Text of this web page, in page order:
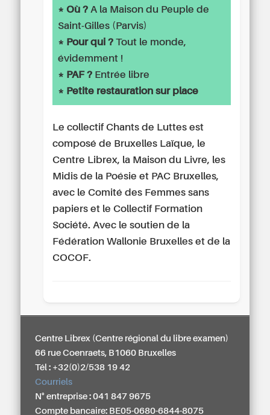
* Où ?A la Maison du Peuple de
Saint-Gilles (Parvis)
* Pour qui ?Tout le monde,
évidemment !
* PAF ? Entrée libre
* Petite restauration sur place
Le collectif Chants de Luttes est
composé de Bruxelles Laïque, le
Centre Librex, la Maison du Livre, les
Midis de la Poésie et PAC Bruxelles,
avec le Comité des Femmes sans
papiers et le Collectif Formation
Société. Avec le soutien de la
Fédération Wallonie Bruxelles et de la
COCOF.
Centre Librex (Centre régional du libre examen)
66 rue Coenraets, B1060 Bruxelles
Tél : +32(0)2/538 19 42
Courriels
N° entreprise : 041 847 9675
Compte bancaire: BE05-0680-6844-8075